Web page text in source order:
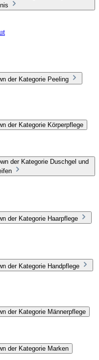
der Kategorie Peeling
der Kategorie Körperpflege
der Kategorie Duschgel und
der Kategorie Haarpflege
der Kategorie Handpflege
der Kategorie Männerpflege
der Kategorie Marken